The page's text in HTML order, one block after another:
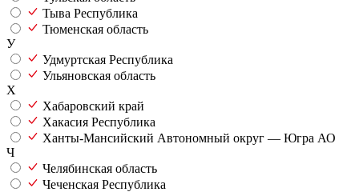
Тыва Республика
Тюменская область
У
Удмуртская Республика
Ульяновская область
Х
Хабаровский край
Хакасия Республика
Ханты-Мансийский Автономный округ — Югра АО
Ч
Челябинская область
Чеченская Республика